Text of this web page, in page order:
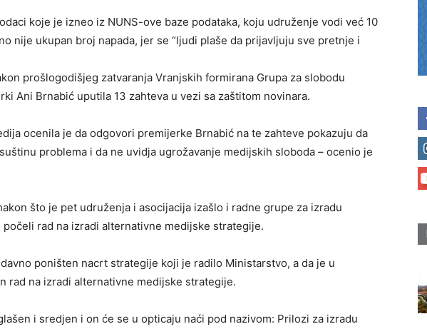
koje je izneo iz NUNS-ove baze podataka, koju udruženje vodi već 10
nije ukupan broj napada, jer se “ljudi plaše da prijavljuju sve pretnje i
prošlogodišjeg zatvaranja Vranjskih formirana Grupa za slobodu
Ani Brnabić uputila 13 zahteva u vezi sa zaštitom novinara.
ocenila je da odgovori premijerke Brnabić na te zahteve pokazuju da
problema i da ne uvidja ugrožavanje medijskih sloboda – ocenio je
što je pet udruženja i asocijacija izašlo i radne grupe za izradu
rad na izradi alternativne medijske strategije.
poništen nacrt strategije koji je radilo Ministarstvo, a da je u
rad na izradi alternativne medijske strategije.
i sredjen i on će se u opticaju naći pod nazivom: Prilozi za izradu